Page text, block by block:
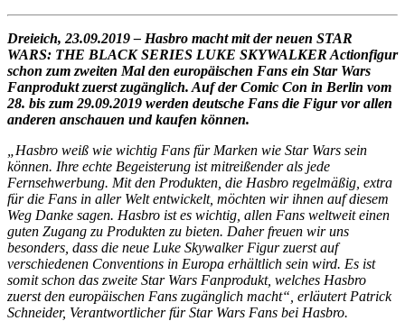
Dreieich, 23.09.2019 – Hasbro macht mit der neuen STAR
WARS: THE BLACK SERIES LUKE SKYWALKER Actionfigur
schon zum zweiten Mal den europäischen Fans ein Star Wars
Fanprodukt zuerst zugänglich. Auf der Comic Con in Berlin vom
28. bis zum 29.09.2019 werden deutsche Fans die Figur vor allen
anderen anschauen und kaufen können.
„Hasbro weiß wie wichtig Fans für Marken wie Star Wars sein
können. Ihre echte Begeisterung ist mitreißender als jede
Fernsehwerbung. Mit den Produkten, die Hasbro regelmäßig, extra
für die Fans in aller Welt entwickelt, möchten wir ihnen auf diesem
Weg Danke sagen. Hasbro ist es wichtig, allen Fans weltweit einen
guten Zugang zu Produkten zu bieten. Daher freuen wir uns
besonders, dass die neue Luke Skywalker Figur zuerst auf
verschiedenen Conventions in Europa erhältlich sein wird. Es ist
somit schon das zweite Star Wars Fanprodukt, welches Hasbro
zuerst den europäischen Fans zugänglich macht“, erläutert Patrick
Schneider, Verantwortlicher für Star Wars Fans bei Hasbro.